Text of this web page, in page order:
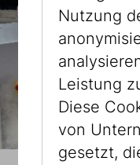
Nutzung
Leistung
Diese
von
gesetzt,